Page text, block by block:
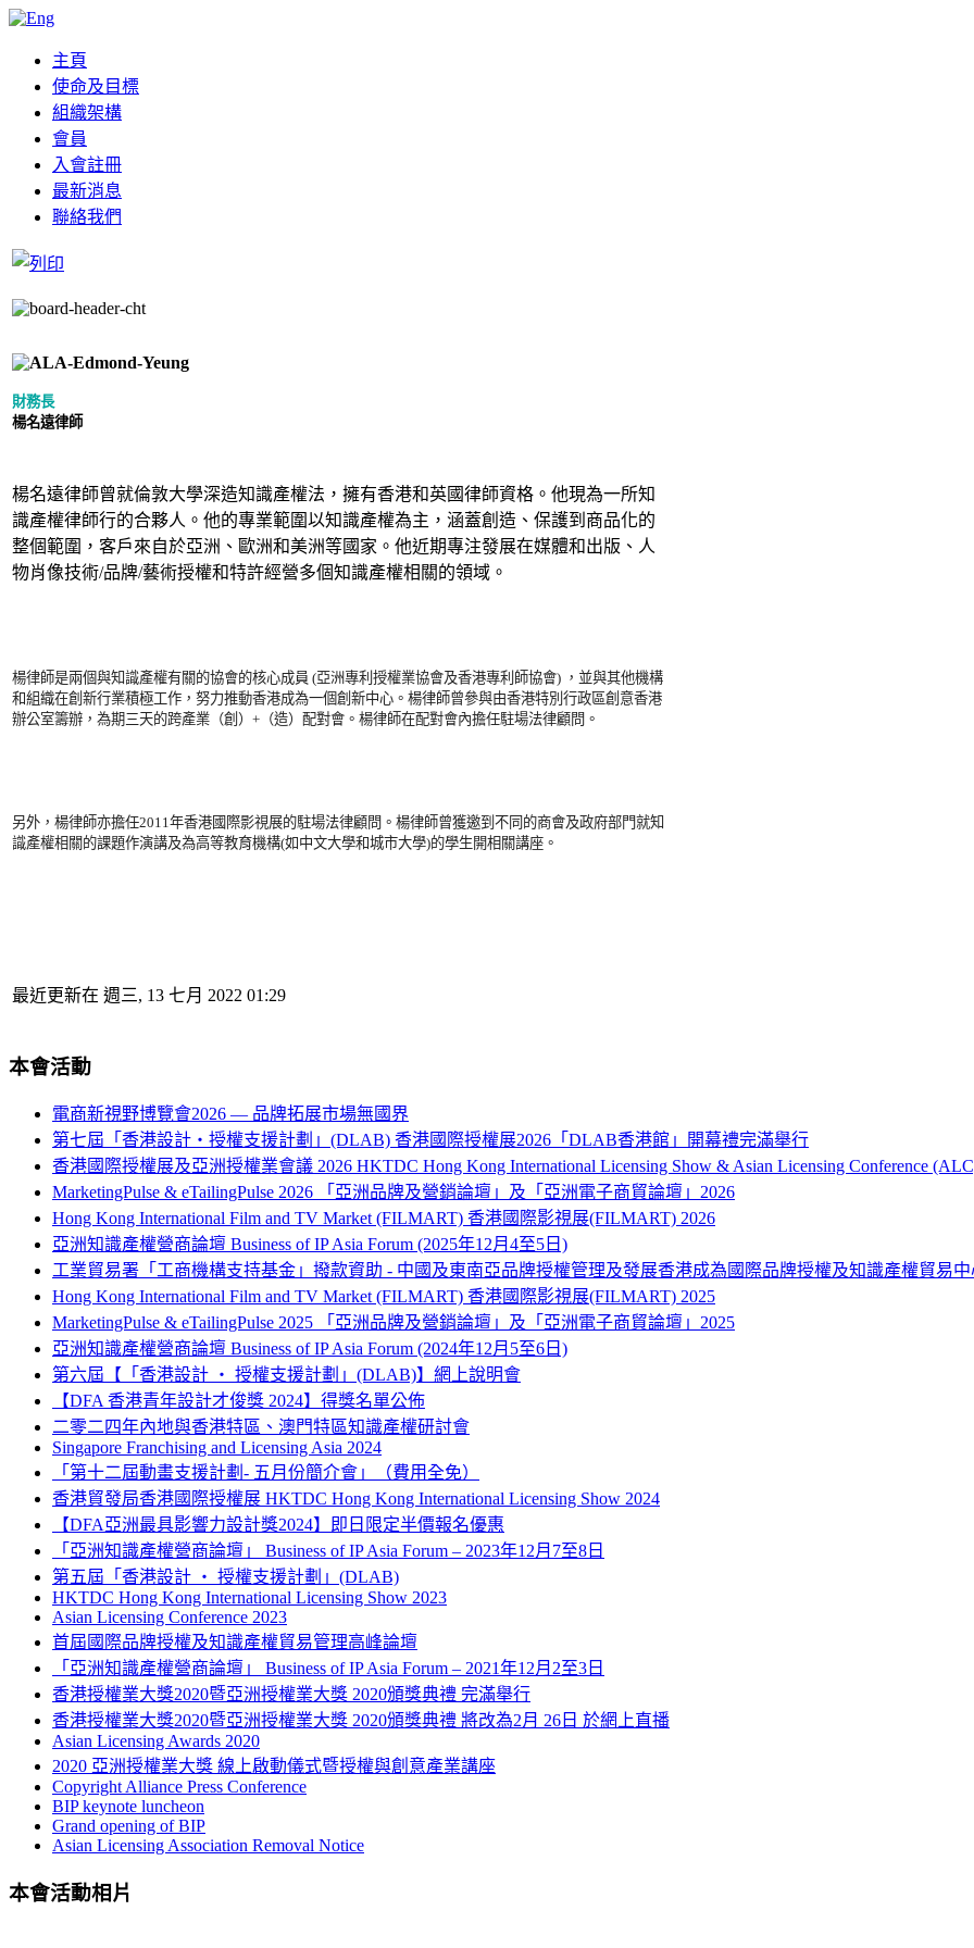
主頁
使命及目標
組織架構
會員
入會註冊
最新消息
聯絡我們
財務長
楊名遠律師
楊名遠律師曾就倫敦大學深造知識產權法，擁有香港和英國律師資格。他現為一所知
識產權律師行的合夥人。他的專業範圍以知識產權為主，涵蓋創造、保護到商品化的
整個範圍，客戶來自於亞洲、歐洲和美洲等國家。他近期專注發展在媒體和出版、人
物肖像技術/品牌/藝術授權和特許經營多個知識產權相關的領域。
楊律師是兩個與知識產權有關的協會的核心成員 (亞洲專利授權業協會及香港專利師協會) ，並與其他機構
和組織在創新行業積極工作，努力推動香港成為一個創新中心。 楊律師曾參與由香港特別行政區創意香港
辦公室籌辦，為期三天的跨產業（創）+（造）配對會。楊律師在配對會內擔任駐場法律顧問。
另外，楊律師亦擔任2011年香港國際影視展的駐場法律顧問。楊律師曾獲邀到不同的商會及政府部門就知
識產權相關的課題作演講及為高等教育機構(如中文大學和城市大學)的學生開相關講座。
最近更新在 週三, 13 七月 2022 01:29
本會活動
電商新視野博覽會2026 — 品牌拓展市場無國界
第七屆「香港設計‧授權支援計劃」(DLAB) 香港國際授權展2026「DLAB香港館」開幕禮完滿舉行
香港國際授權展及亞洲授權業會議 2026 HKTDC Hong Kong International Licensing Show & Asian Licensing Conference
MarketingPulse & eTailingPulse 2026 「亞洲品牌及營銷論壇」及「亞洲電子商貿論壇」2026
Hong Kong International Film and TV Market (FILMART) 香港國際影視展(FILMART) 2026
亞洲知識產權營商論壇 Business of IP Asia Forum (2025年12月4至5日)
工業貿易署「工商機構支持基金」撥款資助 - 中國及東南亞品牌授權管理及發展香港成為國際品牌授權及知識產權貿易中
Hong Kong International Film and TV Market (FILMART) 香港國際影視展(FILMART) 2025
MarketingPulse & eTailingPulse 2025 「亞洲品牌及營銷論壇」及「亞洲電子商貿論壇」2025
亞洲知識產權營商論壇 Business of IP Asia Forum (2024年12月5至6日)
第六屆【「香港設計 ‧ 授權支援計劃」(DLAB)】網上說明會
【DFA 香港青年設計才俊獎 2024】得獎名單公佈
二零二四年內地與香港特區、澳門特區知識產權研討會
Singapore Franchising and Licensing Asia 2024
「第十二屆動畫支援計劃- 五月份簡介會」（費用全免）
香港貿發局香港國際授權展 HKTDC Hong Kong International Licensing Show 2024
【DFA亞洲最具影響力設計獎2024】即日限定半價報名優惠
「亞洲知識產權營商論壇」 Business of IP Asia Forum – 2023年12月7至8日
第五屆「香港設計 ‧ 授權支援計劃」(DLAB)
HKTDC Hong Kong International Licensing Show 2023
Asian Licensing Conference 2023
首屆國際品牌授權及知識產權貿易管理高峰論壇
「亞洲知識產權營商論壇」 Business of IP Asia Forum – 2021年12月2至3日
香港授權業大獎2020暨亞洲授權業大獎 2020頒獎典禮 完滿舉行
香港授權業大獎2020暨亞洲授權業大獎 2020頒獎典禮 將改為2月 26日 於網上直播
Asian Licensing Awards 2020
2020 亞洲授權業大獎 線上啟動儀式暨授權與創意產業講座
Copyright Alliance Press Conference
BIP keynote luncheon
Grand opening of BIP
Asian Licensing Association Removal Notice
本會活動相片